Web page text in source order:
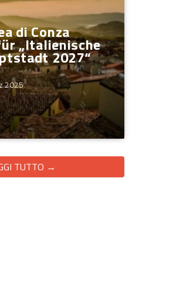
di Conza
„Italienische
2027“
2025
TUTTO →